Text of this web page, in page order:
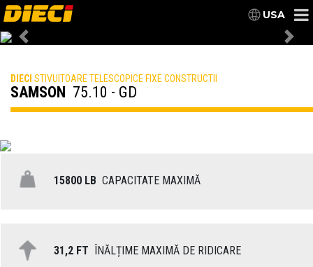
USA
Previous
DIECI STIVUITOARE TELESCOPICE FIXE CONSTRUCTII
SAMSON 75.10 - GD
15800 LB CAPACITATE MAXIMĂ
31,2 FT ÎNĂLȚIME MAXIMĂ DE RIDICARE